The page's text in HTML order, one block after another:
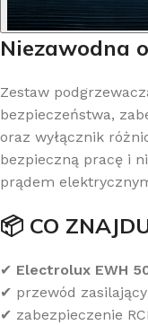
Niezawodna
Zestaw
bezpieczeństwa,
oraz wyłącznik
bezpieczną pracę i
prądem
📦 CO
✔ Electrolux EWH
✔ przewód zasilający
✔ zabezpieczenie